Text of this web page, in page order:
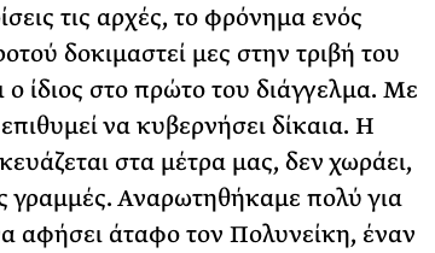
τις αρχές, το φρόνημα ενός
δοκιμαστεί μες στην τριβή του
ο ίδιος στο πρώτο του διάγγελμα. Με
να κυβερνήσει δίκαια. Η
στα μέτρα μας, δεν χωράει,
γραμμές. Αναρωτηθήκαμε πολύ για
αφήσει άταφο τον Πολυνείκη, έναν